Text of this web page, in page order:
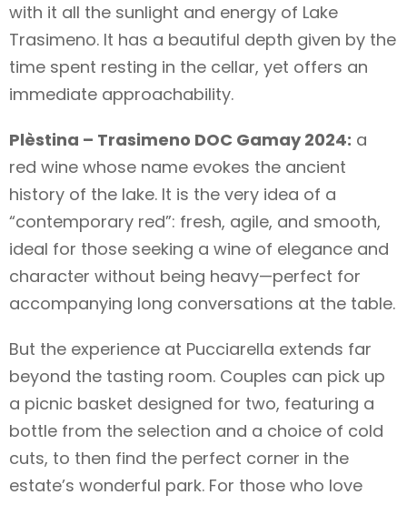
with it all the sunlight and energy of Lake
Trasimeno. It has a beautiful depth given by the
time spent resting in the cellar, yet offers an
immediate approachability.
Plèstina – Trasimeno DOC Gamay 2024: a
red wine whose name evokes the ancient
history of the lake. It is the very idea of a
“contemporary red”: fresh, agile, and smooth,
ideal for those seeking a wine of elegance and
character without being heavy—perfect for
accompanying long conversations at the table.
But the experience at Pucciarella extends far
beyond the tasting room. Couples can pick up
a picnic basket designed for two, featuring a
bottle from the selection and a choice of cold
cuts, to then find the perfect corner in the
estate’s wonderful park. For those who love